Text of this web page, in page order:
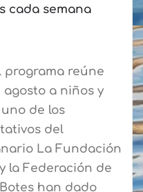
cada semana
programa reúne
a niños y
de los
del
La Fundación
la Federación de
han dado